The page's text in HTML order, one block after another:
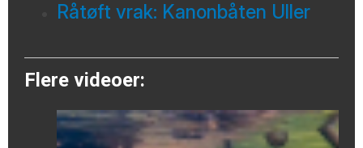
Råtøft vrak: Kanonbåten Uller
Flere videoer: